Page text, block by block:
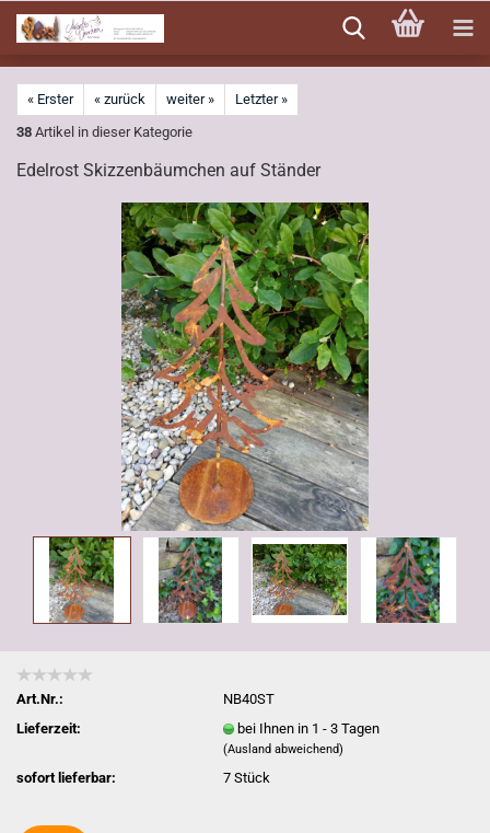
zum
Hauptinhalt
« Erster « zurück weiter »
Letzter »
38 Artikel in dieser Kategorie
Edelrost Skizzenbäumchen auf Ständer
Art.Nr.:
NB40ST
Lieferzeit:
bei Ihnen in 1 - 3 Tagen
(Ausland abweichend)
sofort lieferbar: 7Stück